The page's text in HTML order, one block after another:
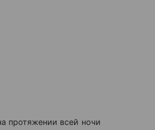
протяжении всей ночи